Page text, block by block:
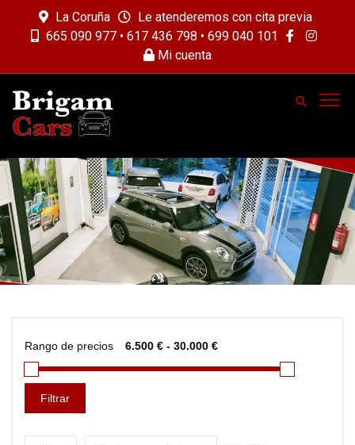
La Coruña
Le atenderemos con cita previa
665 090 977 • 617 436 798 • 699 040 101
Mi cuenta
Rango de precios
Filtrar